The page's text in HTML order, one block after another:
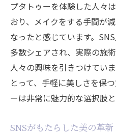
プタトゥーを体験した人々
おり、メイクをする手間が
なったと感じています。
多数シェアされ、実際の施
人々の興味を引きつけてい
とって、手軽に美しさを保
ーは非常に魅力的な選択肢と
SNSがもたらした美の革新